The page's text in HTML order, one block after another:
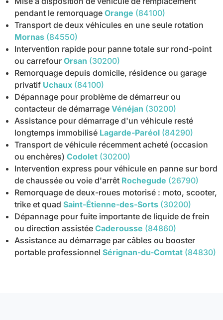
pendant le remorquage Orange (84100)
Transport de deux véhicules en une seule rotation
Mornas (84550)
Intervention rapide pour panne totale sur rond-point
ou carrefour Orsan (30200)
Remorquage depuis domicile, résidence ou garage
privatif Uchaux (84100)
Dépannage pour problème de démarreur ou
contacteur de démarrage Vénéjan (30200)
Assistance pour démarrage d'un véhicule resté
longtemps immobilisé Lagarde-Paréol (84290)
Transport de véhicule récemment acheté (occasion
ou enchères) Codolet (30200)
Intervention express pour véhicule en panne sur bord
de chaussée ou voie d'arrêt Rochegude (26790)
Remorquage de deux-roues motorisé : moto, scooter,
trike et quad Saint-Étienne-des-Sorts (30200)
Dépannage pour fuite importante de liquide de frein
ou direction assistée Caderousse (84860)
Assistance au démarrage par câbles ou booster
portable professionnel Sérignan-du-Comtat (84830)